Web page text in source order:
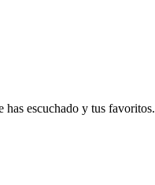
has escuchado y tus favoritos.